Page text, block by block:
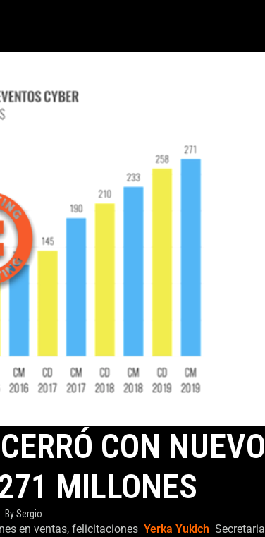
CON NUEVO
MILLONES
BySergio
en ventas, felicitaciones Yerka Yukich Secretaria